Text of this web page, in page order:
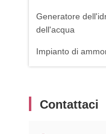
Generatore
dell'acqua
Impianto di
Contattaci